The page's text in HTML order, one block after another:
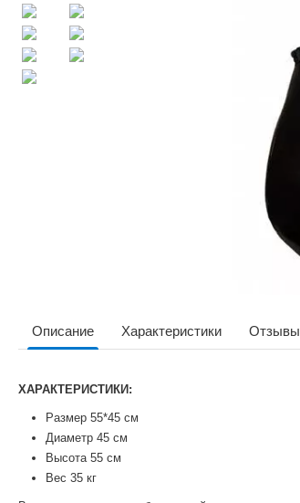
Описание Характеристики Отзывы
ХАРАКТЕРИСТИКИ:
Размер 55*45 см
Диаметр 45 см
Высота 55 см
Вес 35 кг